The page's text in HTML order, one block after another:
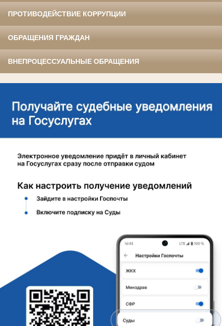
ПРОТИВОДЕЙСТВИЕ КОРРУПЦИИ
ОБРАЩЕНИЯ ГРАЖДАН
ВНЕПРОЦЕССУАЛЬНЫЕ ОБРАЩЕНИЯ